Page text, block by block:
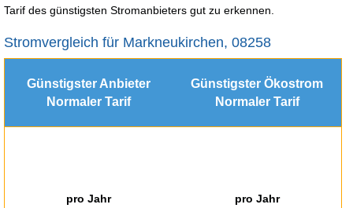
Tarif des günstigsten Stromanbieters gut zu erkennen.
Stromvergleich für Markneukirchen, 08258
Günstigster Anbieter
Normaler Tarif
Günstigster Ökostrom
Normaler Tarif
pro Jahr pro Jahr